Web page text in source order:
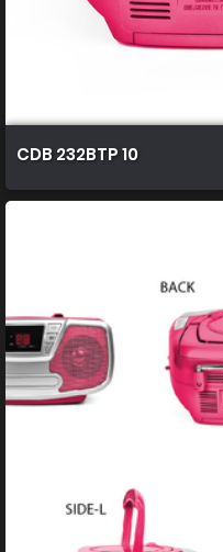
CDB 232BTP 10